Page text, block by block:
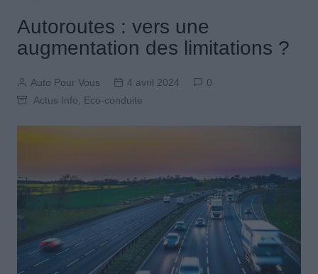
Autoroutes : vers une
augmentation des limitations ?
Auto Pour Vous 4 avril 2024
0
Actus Info, Eco-conduite